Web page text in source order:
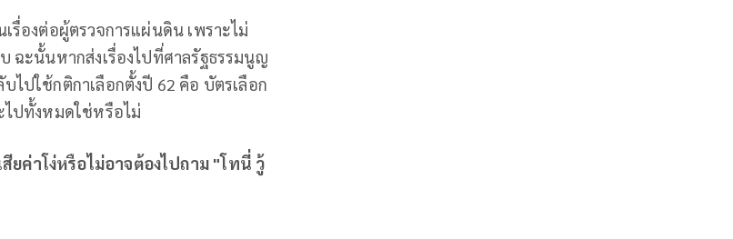
องต่อผู้ตรวจการแผ่นดิน เพราะไม่
ฉะนั้นหากส่งเรื่องไปที่ศาลรัฐธรรมนูญ
ไปใช้กติกาเลือกตั้งปี 62 คือ บัตรเลือก
ไปทั้งหมดใช่หรือไม่
ค่าโง่หรือไม่อาจต้องไปถาม "โทนี่ วู้